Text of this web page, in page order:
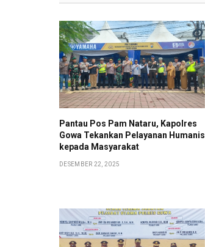
Pantau Pos Pam Nataru, Kapolres
Gowa Tekankan Pelayanan Humanis
kepada Masyarakat
DESEMBER 22, 2025